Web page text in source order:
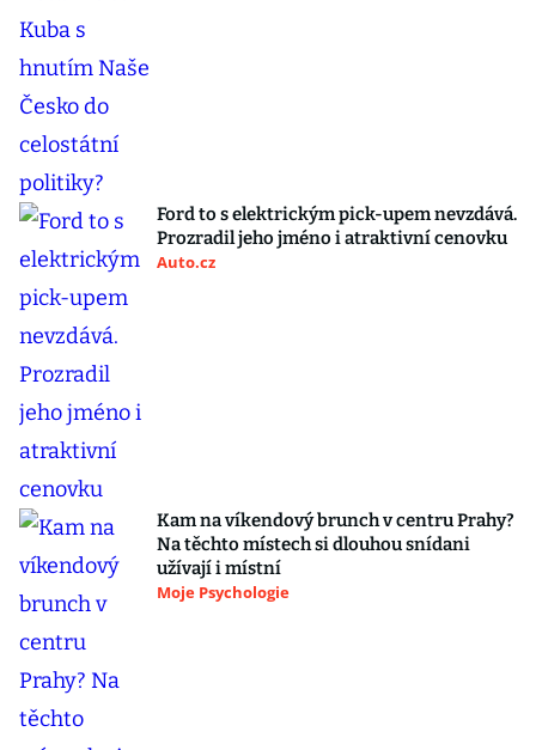
Ford to s elektrickým pick-upem nevzdává.
Prozradil jeho jméno i atraktivní cenovku
Auto.cz
Kam na víkendový brunch v centru Prahy?
Na těchto místech si dlouhou snídani
užívají i místní
Moje Psychologie